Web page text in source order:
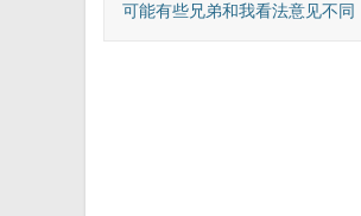
可能有些兄弟和我看法意见不同